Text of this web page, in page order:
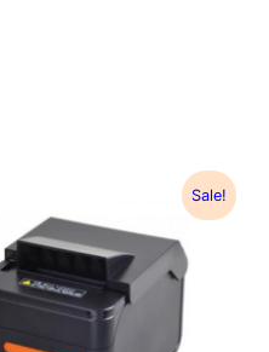
Sale!